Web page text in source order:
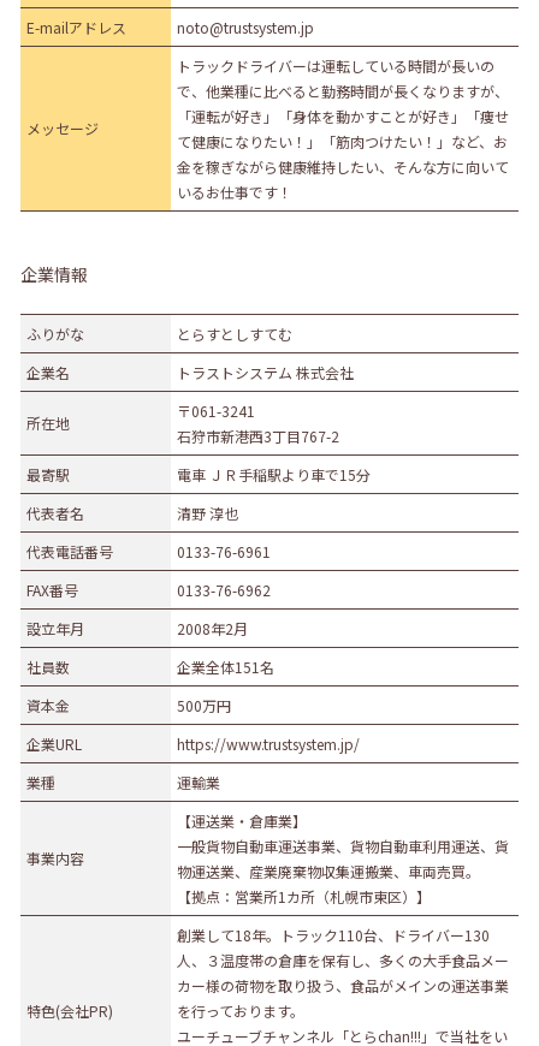
E-mailアドレス
noto@trustsystem.jp
メッセージ
トラックドライバーは運転している時間が長いの
で、他業種に比べると勤務時間が長くなりますが、
「運転が好き」「身体を動かすことが好き」「痩せ
て健康になりたい！」「筋肉つけたい！」など、お
金を稼ぎながら健康維持したい、そんな方に向いて
いるお仕事です！
企業情報
ふりがな
とらすとしすてむ
企業名
トラストシステム 株式会社
所在地
〒061-3241
石狩市新港西3丁目767-2
最寄駅
電車 ＪＲ手稲駅より車で15分
代表者名
清野 淳也
代表電話番号
0133-76-6961
FAX番号
0133-76-6962
設立年月
2008年2月
社員数
企業全体151名
資本金
500万円
企業URL
https://www.trustsystem.jp/
業種
運輸業
事業内容
【運送業・倉庫業】
一般貨物自動車運送事業、貨物自動車利用運送、貨
物運送業、産業廃棄物収集運搬業、車両売買。
【拠点：営業所1カ所（札幌市東区）】
特色(会社PR)
創業して18年。トラック110台、ドライバー130
人、３温度帯の倉庫を保有し、多くの大手食品メー
カー様の荷物を取り扱う、食品がメインの運送事業
を行っております。
ユーチューブチャンネル「とらchan!!!」で当社をい